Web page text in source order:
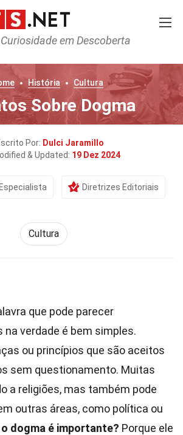
em Descoberta
História Cultura
Sobre Dogma
Por: Dulci Jaramillo
& Updated: 19 Dez 2024
Diretrizes Editoriais
Cultura
que pode parecer
na verdade é bem simples.
ou princípios que são aceitos
sem questionamento. Muitas
a religiões, mas também pode
outras áreas, como política ou
dogma é importante? Porque ele